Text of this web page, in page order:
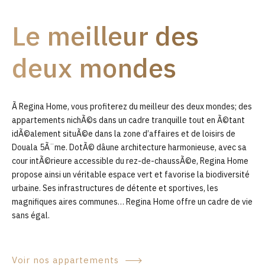
0
Le meilleur des
deux mondes
Ã Regina Home, vous profiterez du meilleur des deux mondes; des
appartements nichÃ©s dans un cadre tranquille tout en Ã©tant
idÃ©alement situÃ©e dans la zone d’affaires et de loisirs de
Douala 5Ã¨me. DotÃ© dâune architecture harmonieuse, avec sa
cour intÃ©rieure accessible du rez-de-chaussÃ©e, Regina Home
propose ainsi un véritable espace vert et favorise la biodiversité
urbaine. Ses infrastructures de détente et sportives, les
magnifiques aires communes… Regina Home offre un cadre de vie
sans égal.
Voir nos appartements